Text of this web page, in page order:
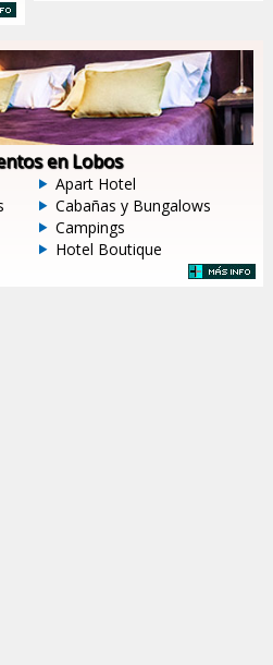
en Lobos
Apart Hotel
Cabañas y Bungalows
Campings
Hotel Boutique